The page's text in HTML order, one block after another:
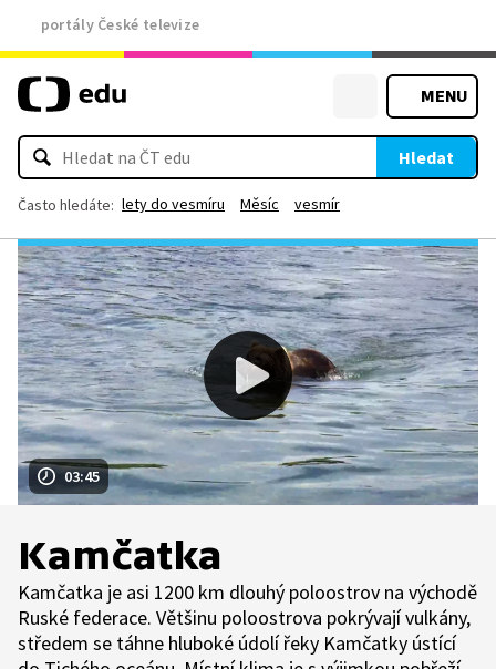
portály České televize
MENU
Hledat
Často hledáte: lety do vesmíru Měsíc vesmír
03:45
Kamčatka
Kamčatka je asi 1200 km dlouhý poloostrov na východě
Ruské federace. Většinu poloostrova pokrývají vulkány,
středem se táhne hluboké údolí řeky Kamčatky ústící